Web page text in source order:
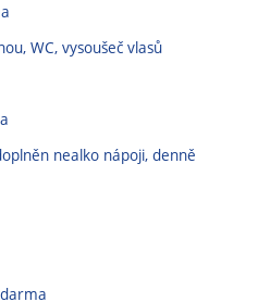
WC, vysoušeč vlasů
nealko nápoji, denně